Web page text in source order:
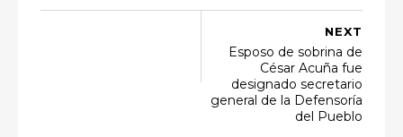
NEXT
Esposo de sobrina de
César Acuña fue
designado secretario
general de la Defensoría
del Pueblo